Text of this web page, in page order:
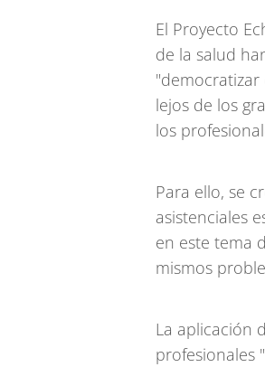
El Proyecto
de la salud
"democratizar
lejos de los
los
Para ello, se
asistenciales
en este tema
mismos
La aplicación
profesionales